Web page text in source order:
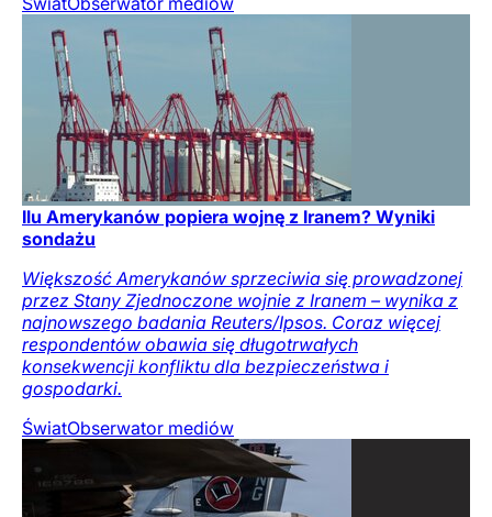
Ilu Amerykanów popiera wojnę z Iranem? Wyniki
sondażu
Większość Amerykanów sprzeciwia się prowadzonej
przez Stany Zjednoczone wojnie z Iranem – wynika z
najnowszego badania Reuters/Ipsos. Coraz więcej
respondentów obawia się długotrwałych
konsekwencji konfliktu dla bezpieczeństwa i
gospodarki.
ŚwiatObserwator mediów